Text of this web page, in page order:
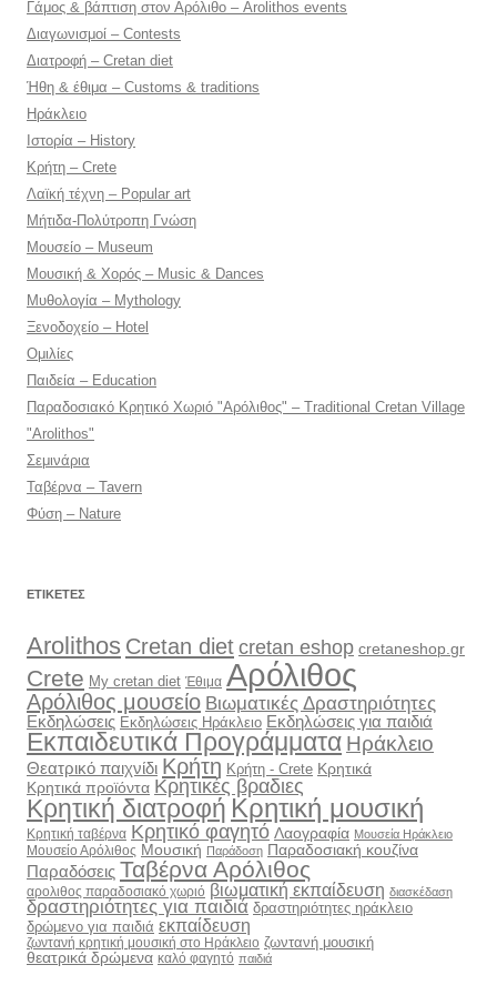
Γάμος & βάπτιση στον Αρόλιθο – Arolithos events
Διαγωνισμοί – Contests
Διατροφή – Cretan diet
Ήθη & έθιμα – Customs & traditions
Ηράκλειο
Ιστορία – History
Κρήτη – Crete
Λαϊκή τέχνη – Popular art
Μήτιδα-Πολύτροπη Γνώση
Μουσείο – Museum
Μουσική & Χορός – Music & Dances
Μυθολογία – Mythology
Ξενοδοχείο – Hotel
Ομιλίες
Παιδεία – Education
Παραδοσιακό Κρητικό Χωριό "Αρόλιθος" – Traditional Cretan Village
"Arolithos"
Σεμινάρια
Ταβέρνα – Tavern
Φύση – Nature
ΕΤΙΚΈΤΕΣ
Arolithos Cretan dietcretan eshop cretaneshop.gr
Crete My cretan diet Έθιμα Αρόλιθος
Αρόλιθος μουσείο Βιωματικές Δραστηριότητες
Εκδηλώσεις Εκδηλώσεις Ηράκλειο Εκδηλώσεις για παιδιά
Εκπαιδευτικά Προγράμματα Ηράκλειο
Θεατρικό παιχνίδι Κρήτη Κρήτη - Crete Κρητικά
Κρητικά προϊόντα Κρητικές βραδιες
Κρητική διατροφή Κρητική μουσική
Κρητική ταβέρνα Κρητικό φαγητό Λαογραφία Μουσεία Ηράκλειο
Μουσείο Αρόλιθος Μουσική Παράδοση Παραδοσιακή κουζίνα
Παραδόσεις Ταβέρνα Αρόλιθος
αρολιθος παραδοσιακό χωριό βιωματική εκπαίδευση διασκέδαση
δραστηριότητες για παιδιά δραστηριότητες ηράκλειο
δρώμενο για παιδιά εκπαίδευση
ζωντανή κρητική μουσική στο Ηράκλειο ζωντανή μουσική
θεατρικά δρώμενα καλό φαγητό παιδιά